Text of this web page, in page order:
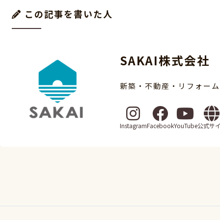
この記事を書いた人
SAKAI株式会社
新築・不動産・リフォー
InstagramFacebookYouTube公式サ